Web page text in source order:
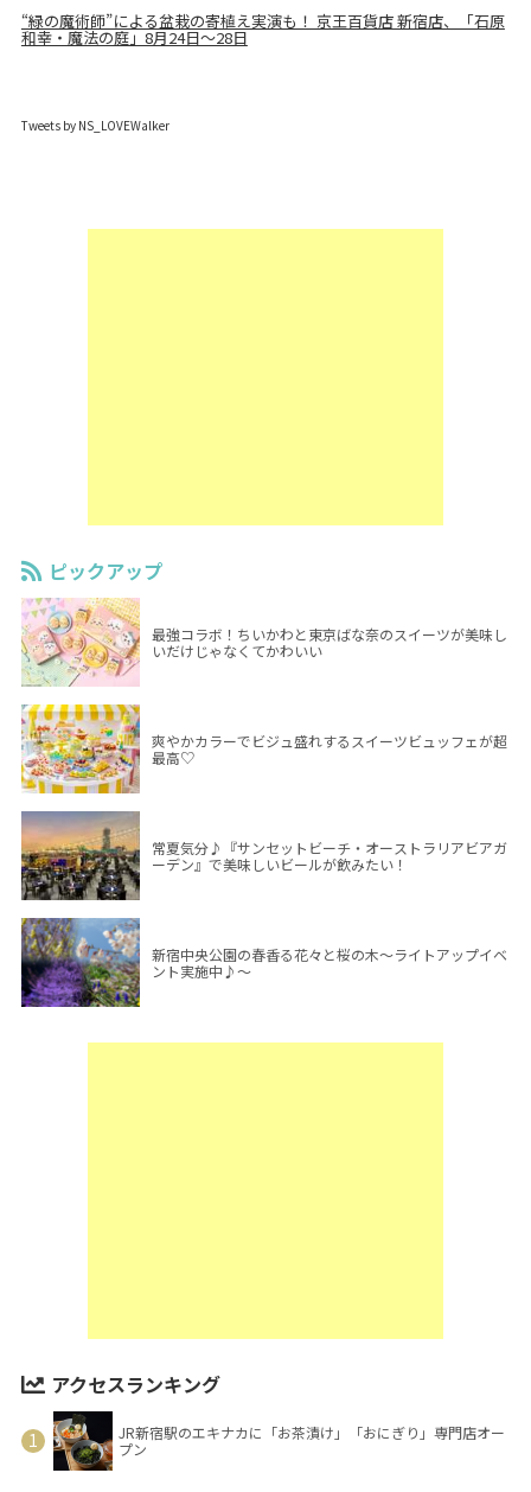
“緑の魔術師”による盆栽の寄植え実演も！ 京王百貨店 新宿店、「石原
和幸・魔法の庭」8月24日～28日
Tweets by NS_LOVEWalker
ピックアップ
最強コラボ！ちいかわと東京ばな奈のスイーツが美味し
いだけじゃなくてかわいい
爽やかカラーでビジュ盛れするスイーツビュッフェが超
最高♡
常夏気分♪『サンセットビーチ・オーストラリアビアガ
ーデン』で美味しいビールが飲みたい！
新宿中央公園の春香る花々と桜の木～ライトアップイベ
ント実施中♪～
アクセスランキング
JR新宿駅のエキナカに「お茶漬け」「おにぎり」専門店オー
プン